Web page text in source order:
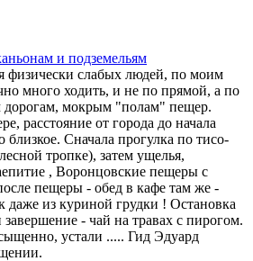
и подземельям
физически слабых людей, по моим
много ходить, и не по прямой, а по
дорогам, мокрым "полам" пещер.
расстояние от города до начала
близкое. Сначала прогулка по тисо-
тропке), затем ущелья,
, Воронцовские пещеры с
пещеры - обед в кафе там же -
из куриной грудки ! Остановка
- чай на травах с пирогом.
устали ..... Гид Эдуард